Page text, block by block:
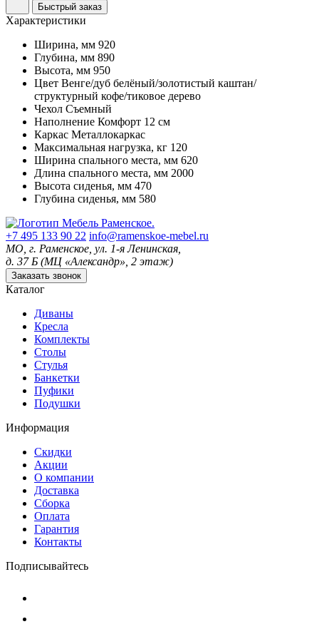
Быстрый заказ
Характеристики
Ширина, мм 920
Глубина, мм 890
Высота, мм 950
Цвет Венге/дуб белёный/золотистый каштан/
структурный кофе/тиковое дерево
Чехол Съемный
Наполнение Комфорт 12 см
Каркас Металлокаркас
Максимальная нагрузка, кг 120
Ширина спального места, мм 620
Длина спального места, мм 2000
Высота сиденья, мм 470
Глубина сиденья, мм 580
+7 495 133 90 22 info@ramenskoe-mebel.ru
МО, г. Раменское, ул. 1-я Ленинская,
д. 37 Б (МЦ «Александр», 2 этаж)
Заказать звонок
Каталог
Диваны
Кресла
Комплекты
Столы
Стулья
Банкетки
Пуфики
Подушки
Информация
Скидки
Акции
О компании
Доставка
Сборка
Оплата
Гарантия
Контакты
Подписывайтесь